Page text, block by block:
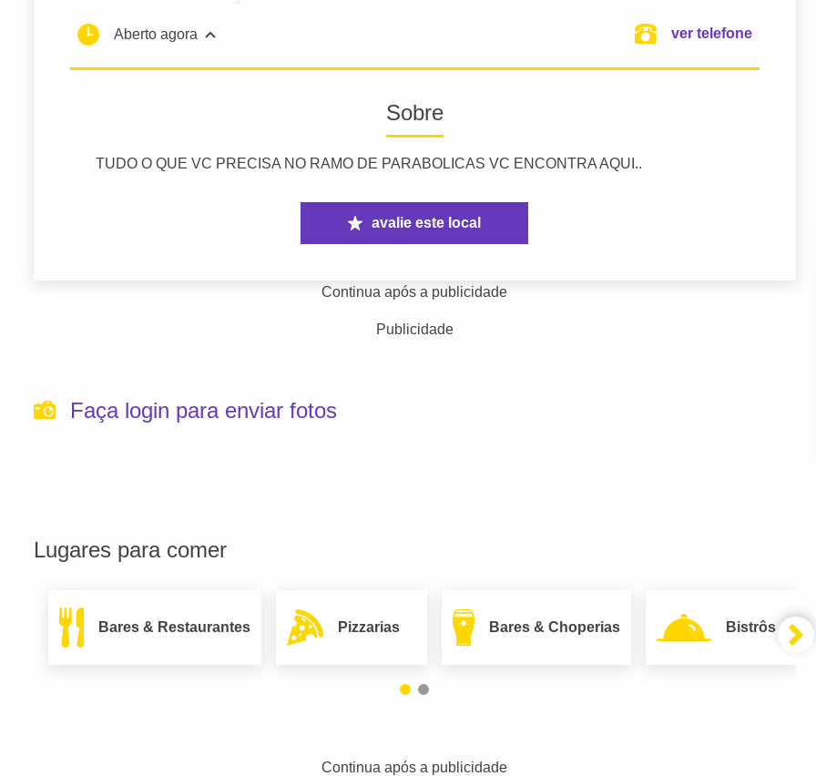
Aberto agora ver telefone
Sobre
TUDO O QUE VC PRECISA NO RAMO DE PARABOLICAS VC ENCONTRA AQUI..
avalie este local
Continua após a publicidade
Publicidade
Faça login para enviar fotos
Lugares para comer
Bares & Restaurantes Pizzarias Bares & Choperias Bistrôs
Continua após a publicidade